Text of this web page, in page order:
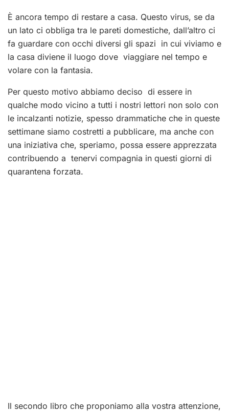
È ancora tempo di restare a casa. Questo virus, se da
un lato ci obbliga tra le pareti domestiche, dall’altro ci
fa guardare con occhi diversi gli spazi in cui viviamo e
la casa diviene il luogo dove viaggiare nel tempo e
volare con la fantasia.
Per questo motivo abbiamo deciso di essere in
qualche modo vicino a tutti i nostri lettori non solo con
le incalzanti notizie, spesso drammatiche che in queste
settimane siamo costretti a pubblicare, ma anche con
una iniziativa che, speriamo, possa essere apprezzata
contribuendo a tenervi compagnia in questi giorni di
quarantena forzata.
Il secondo libro che proponiamo alla vostra attenzione,